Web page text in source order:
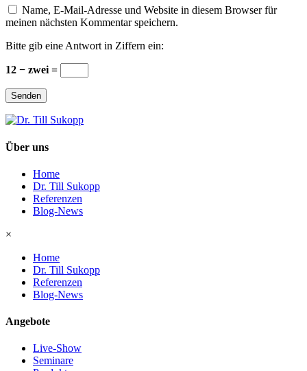
Name, E-Mail-Adresse und Website in diesem Browser für
meinen nächsten Kommentar speichern.
Bitte gib eine Antwort in Ziffern ein:
12 − zwei =
Senden
Über uns
Home
Dr. Till Sukopp
Referenzen
Blog-News
×
Home
Dr. Till Sukopp
Referenzen
Blog-News
Angebote
Live-Show
Seminare